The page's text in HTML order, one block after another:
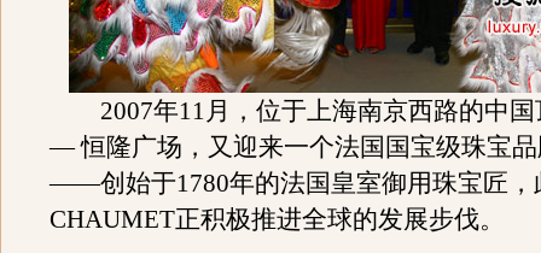
2007年11月，位于上海南京西路的中国
— 恒隆广场，又迎来一个法国国宝级珠宝
——创始于1780年的法国皇室御用珠宝匠，
CHAUMET正积极推进全球的发展步伐。